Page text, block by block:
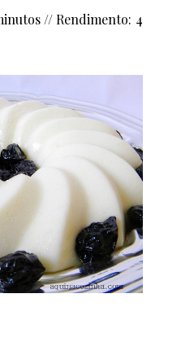
// Rendimento: 4